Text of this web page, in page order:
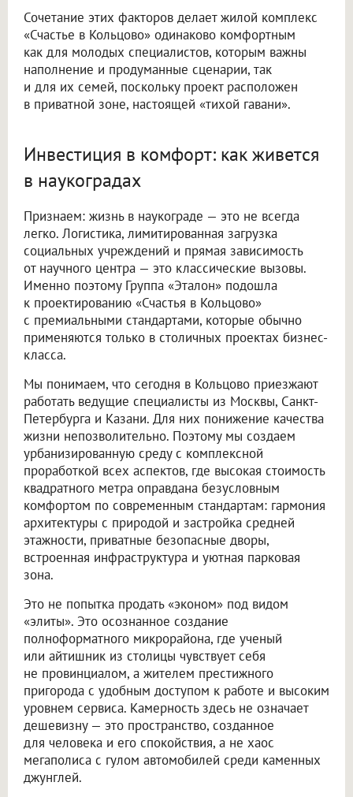
Сочетание этих факторов делает жилой комплекс
«Счастье в Кольцово» одинаково комфортным
как для молодых специалистов, которым важны
наполнение и продуманные сценарии, так
и для их семей, поскольку проект расположен
в приватной зоне, настоящей «тихой гавани».
Инвестиция в комфорт: как живется
в наукоградах
Признаем: жизнь в наукограде — это не всегда
легко. Логистика, лимитированная загрузка
социальных учреждений и прямая зависимость
от научного центра — это классические вызовы.
Именно поэтому Группа «Эталон» подошла
к проектированию «Счастья в Кольцово»
с премиальными стандартами, которые обычно
применяются только в столичных проектах бизнес-
класса.
Мы понимаем, что сегодня в Кольцово приезжают
работать ведущие специалисты из Москвы, Санкт-
Петербурга и Казани. Для них понижение качества
жизни непозволительно. Поэтому мы создаем
урбанизированную среду с комплексной
проработкой всех аспектов, где высокая стоимость
квадратного метра оправдана безусловным
комфортом по современным стандартам: гармония
архитектуры с природой и застройка средней
этажности, приватные безопасные дворы,
встроенная инфраструктура и уютная парковая
зона.
Это не попытка продать «эконом» под видом
«элиты». Это осознанное создание
полноформатного микрорайона, где ученый
или айтишник из столицы чувствует себя
не провинциалом, а жителем престижного
пригорода с удобным доступом к работе и высоким
уровнем сервиса. Камерность здесь не означает
дешевизну — это пространство, созданное
для человека и его спокойствия, а не хаос
мегаполиса с гулом автомобилей среди каменных
джунглей.